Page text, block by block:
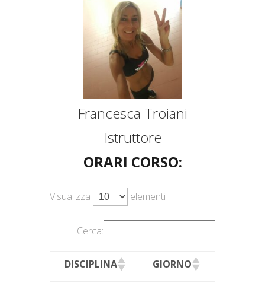
Francesca Troiani
Istruttore
ORARI CORSO:
Visualizza elementi
Cerca:
DISCIPLINA GIORNO